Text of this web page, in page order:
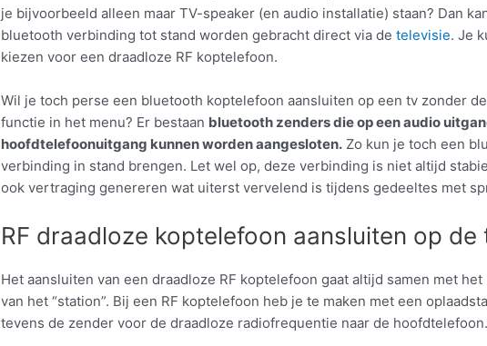
je bijvoorbeeld alleen maar TV-speaker (en audio installatie) staan? Dan
bluetooth verbinding tot stand worden gebracht direct via de televisie. Je
kiezen voor een draadloze RF koptelefoon.
Wil je toch perse een bluetooth koptelefoon aansluiten op een tv zonder
functie in het menu? Er bestaan bluetooth zenders die op een audio
hoofdtelefoonuitgang kunnen worden aangesloten. Zo kun je toch een
verbinding in stand brengen. Let wel op, deze verbinding is niet altijd
ook vertraging genereren wat uiterst vervelend is tijdens gedeeltes met
RF draadloze koptelefoon aansluiten op de
Het aansluiten van een draadloze RF koptelefoon gaat altijd samen met het
van het “station”. Bij een RF koptelefoon heb je te maken met een
tevens de zender voor de draadloze radiofrequentie naar de hoofdtelefoon.